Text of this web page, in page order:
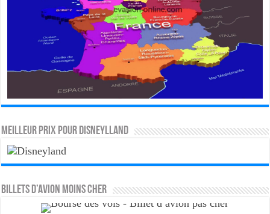
MEILLEUR PRIX POUR DISNEYLLAND
Billets d’avion moins cher